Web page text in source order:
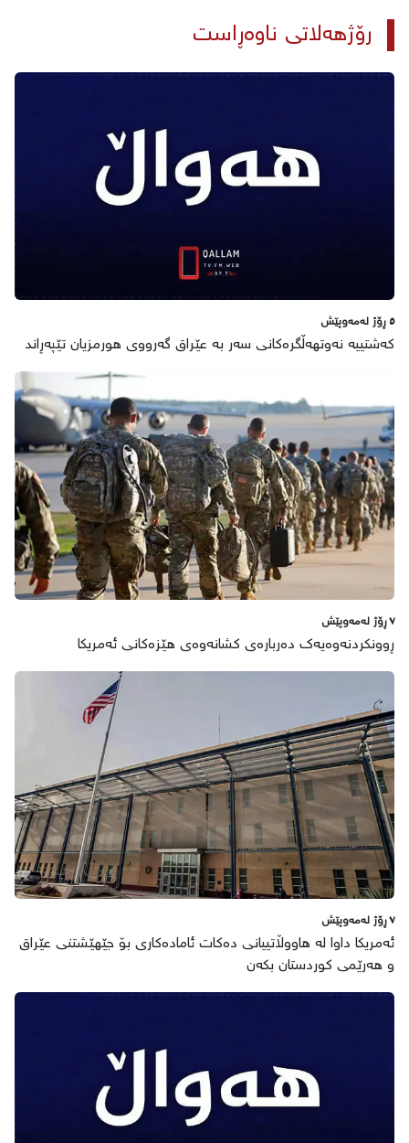
رۆژهەلاتی ناوەڕاست
٥ ڕۆژ لەمەوپێش
کەشتییە نەوتهەڵگرەکانی سەر بە عێراق گەرووی هورمزیان تێپەڕاند
٧ ڕۆژ لەمەوپێش
ڕوونکردنەوەیەک دەربارەی کشانەوەی هێزەکانی ئەمریکا
٧ ڕۆژ لەمەوپێش
ئەمریکا داوا لە هاووڵاتییانی دەکات ئامادەکاری بۆ جێهێشتنی عێراق
و هەرێمی کوردستان بکەن